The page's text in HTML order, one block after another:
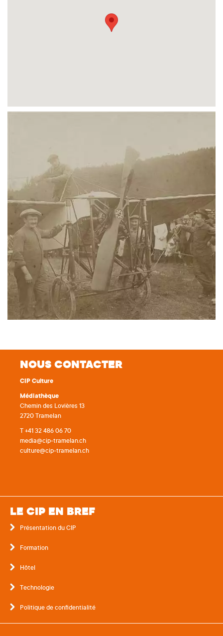
NOUS CONTACTER
CIP Culture
Médiathèque
Chemin des Lovières 13
2720 Tramelan
T +41 32 486 06 70
media@cip-tramelan.ch
culture@cip-tramelan.ch
LE CIP EN BREF
Présentation du CIP
Formation
Hôtel
Technologie
Politique de confidentialité